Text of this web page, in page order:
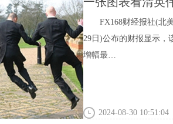
FX168财经报社(北
29日)公布的财报显示，
增幅最…
2024-08-30 10:51:04